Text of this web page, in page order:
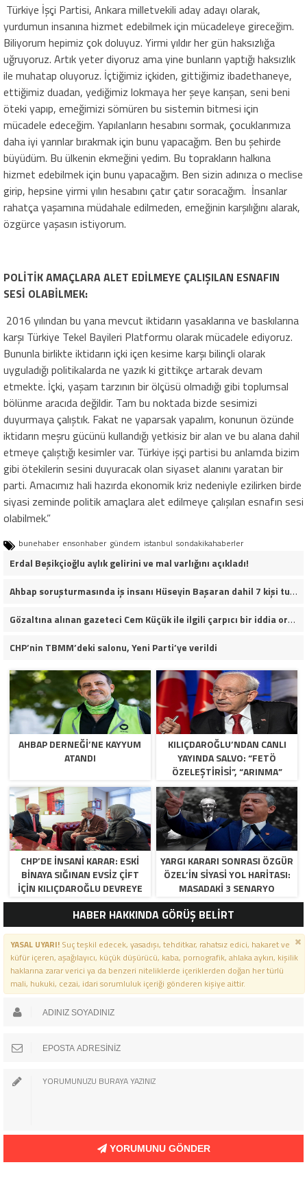
Türkiye İşçi Partisi, Ankara milletvekili aday adayı olarak,
yurdumun insanına hizmet edebilmek için mücadeleye gireceğim.
Biliyorum hepimiz çok doluyuz. Yirmi yıldır her gün haksızlığa
uğruyoruz. Artık yeter diyoruz ama yine bunların yaptığı haksızlık
ile muhatap oluyoruz. İçtiğimiz içkiden, gittiğimiz ibadethaneye,
ettiğimiz duadan, yediğimiz lokmaya her şeye karışan, seni beni
öteki yapıp, emeğimizi sömüren bu sistemin bitmesi için
mücadele edeceğim. Yapılanların hesabını sormak, çocuklarımıza
daha iyi yarınlar bırakmak için bunu yapacağım. Ben bu şehirde
büyüdüm. Bu ülkenin ekmeğini yedim. Bu toprakların halkına
hizmet edebilmek için bunu yapacağım. Ben sizin adınıza o meclise
girip, hepsine yirmi yılın hesabını çatır çatır soracağım. İnsanlar
rahatça yaşamına müdahale edilmeden, emeğinin karşılığını alarak,
özgürce yaşasın istiyorum.
POLİTİK AMAÇLARA ALET EDİLMEYE ÇALIŞILAN ESNAFIN
SESİ OLABİLMEK:
2016 yılından bu yana mevcut iktidarın yasaklarına ve baskılarına
karşı Türkiye Tekel Bayileri Platformu olarak mücadele ediyoruz.
Bununla birlikte iktidarın içki içen kesime karşı bilinçli olarak
uyguladığı politikalarda ne yazık ki gittikçe artarak devam
etmekte. İçki, yaşam tarzının bir ölçüsü olmadığı gibi toplumsal
bölünme aracıda değildir. Tam bu noktada bizde sesimizi
duyurmaya çalıştık. Fakat ne yaparsak yapalım, konunun özünde
iktidarın meşru gücünü kullandığı yetkisiz bir alan ve bu alana dahil
etmeye çalıştığı kesimler var. Türkiye işçi partisi bu anlamda bizim
gibi ötekilerin sesini duyuracak olan siyaset alanını yaratan bir
parti. Amacımız hali hazırda ekonomik kriz nedeniyle ezilirken birde
siyasi zeminde politik amaçlara alet edilmeye çalışılan esnafın sesi
olabilmek.”
bunehaber ensonhaber gündem istanbul sondakikahaberler
Erdal Beşikçioğlu aylık gelirini ve mal varlığını açıkladı!
Ahbap soruşturmasında iş insanı Hüseyin Başaran dahil 7 kişi tutuklandı.
Gözaltına alınan gazeteci Cem Küçük ile ilgili çarpıcı bir iddia ortaya atıldı.
CHP’nin TBMM’deki salonu, Yeni Parti’ye verildi
AHBAP DERNEĞI’NE KAYYUM
ATANDI
KILIÇDAROĞLU’NDAN CANLI
YAYINDA SALVO: “FETÖ
ÖZELEŞTIRISI”, “ARINMA”
RESTI VE KURULTAY TAKVIMI!
CHP’DE İNSANI KARAR: ESKI
BINAYA SIĞINAN EVSIZ ÇIFT
İÇIN KILIÇDAROĞLU DEVREYE
GIRDI!
YARGI KARARI SONRASI ÖZGÜR
ÖZEL’IN SIYASI YOL HARITASI:
MASADAKI 3 SENARYO
HABER HAKKINDA GÖRÜŞ BELİRT
YASAL UYARI!Suç teşkil edecek, yasadışı, tehditkar, rahatsız edici, hakaret ve
küfür içeren, aşağılayıcı, küçük düşürücü, kaba, pornografik, ahlaka aykırı, kişilik
haklarına zarar verici ya da benzeri niteliklerde içeriklerden doğan her türlü
mali, hukuki, cezai, idari sorumluluk içeriği gönderen kişiye aittir.
YORUMUNU GÖNDER